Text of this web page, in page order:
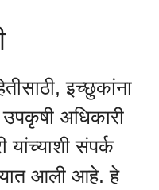
इच्छुकांना
अधिकारी
संपर्क
आली आहे. हे